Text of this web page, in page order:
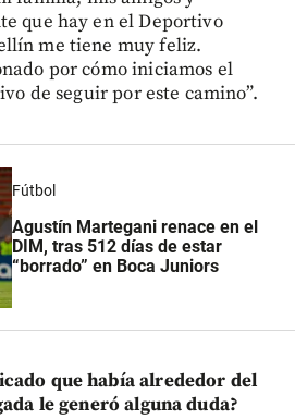
que hay en el Deportivo
me tiene muy feliz.
por cómo iniciamos el
de seguir por este camino”.
Fútbol
Agustín Martegani renace en el
DIM, tras 512 días de estar
“borrado” en Boca Juniors
que había alrededor del
le generó alguna duda?